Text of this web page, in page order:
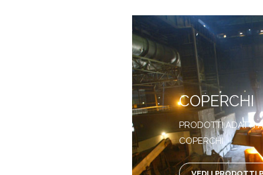
COPERCHI
PRODOTTI ADATTI
COPERCHI